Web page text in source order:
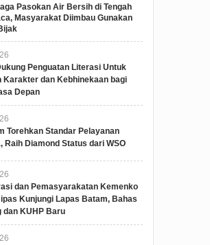
Pasokan Air Bersih di Tengah
Masyarakat Diimbau Gunakan
Penguatan Literasi Untuk
Karakter dan Kebhinekaan bagi
Depan
Torehkan Standar Pelayanan
Raih Diamond Status dari WSO
dan Pemasyarakatan Kemenko
Kunjungi Lapas Batam, Bahas
dan KUHP Baru